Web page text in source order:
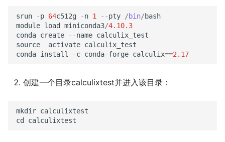
srun -p 64c512g -n 1 --pty /bin/bash
module load miniconda3/4.10.3
conda create --name calculix_test
source
activate calculix_test
conda install -c conda-forge calculix==2.17
创建一个目录calculixtest并进入该目录：
mkdir calculixtest
cd calculixtest